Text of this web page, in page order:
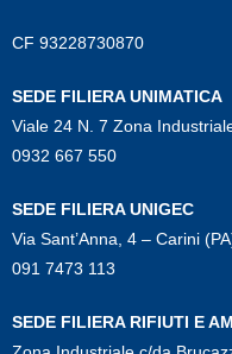
CF 93228730870
SEDE FILIERA UNIMATICA
Viale 24 N. 7 Zona
0932 667 550
SEDE FILIERA UNIGEC
Via Sant’Anna, 4 – Carini
091 7473 113
SEDE FILIERA RIFIUTI E